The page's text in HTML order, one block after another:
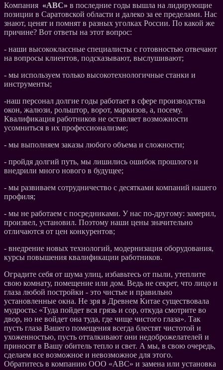
Компания «АВС» в последние годы вышла на лидирующие
позиции в Саратовской области и далеко за ее пределами. Нас
знают, ценят и помнят в разных уголках России. По какой же
причине? Вот ответы на этот вопрос:
- наши высококлассные специалисты с готовностью отвечают
на вопросы клиентов, подсказывают, выслушивают;
- мы используем только высокотехнологичные станки и
инструменты;
-наш персонал долгие годы работает в сфере производства
окон, жалюзи, рольштор, ворот, маркизов, а, посему.
Квалификация работников не оставляет возможности
усомниться в их профессионализме;
- мы выполняем заказы любого объема и сложности;
- пройдя долгий путь, мы лишились ошибок прошлого и
внедрили много нового в будущее;
- мы развиваем сотрудничество с десятками компаний нашего
профиля;
- мы не работаем с посредниками. У нас по-другому: замерил,
произвел, установил. Поэтому наши цены значительно
отличаются от цен конкурентов;
- внедрение новых технологий, модернизация оборудования,
курсы повышения квалификации работников.
Оградите себя от шума улиц, избавьтесь от пыли, утеплите
свою комнату, помещение или дом. Ведь не секрет, что лицо и
глаза любой постройки - это чистые и правильно
установленные окна. Не зря в Древнем Китае существовала
мудрость: «Туда пойдет вся грязь и сор, откуда смотрите во
двор, но не войдет она туда, где чище чистого глаза». Так
пусть глаза Вашего помещения всегда блестят чистотой и
ухоженностью, пусть отталкивают они недоброжелателей и
приносят в Вашу обитель тепло и свет. А мы, в свою очередь,
сделаем все возможное и невозможное для этого.
Обратитесь в компанию ООО «АВС» и замена или установка